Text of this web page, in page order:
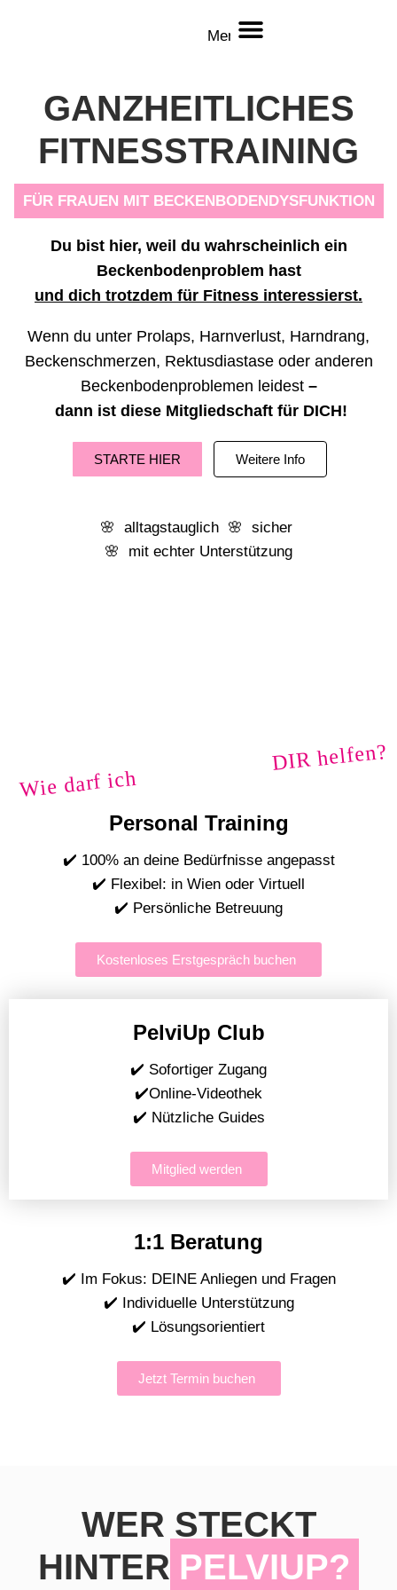
Menü
GANZHEITLICHES
FITNESSTRAINING
FÜR FRAUEN MIT BECKENBODENDYSFUNKTION
Du bist hier, weil du wahrscheinlich ein
Beckenbodenproblem hast
und dich trotzdem für Fitness interessierst.
Wenn du unter Prolaps, Harnverlust, Harndrang,
Beckenschmerzen, Rektusdiastase oder anderen
Beckenbodenproblemen leidest –
dann ist diese Mitgliedschaft für DICH!
STARTE HIER Weitere Info
🌸 alltagstauglich 🌸 sicher
🌸 mit echter Unterstützung
Wie darf ich DIR helfen?
Personal Training
✔️ 100% an deine Bedürfnisse angepasst
✔️ Flexibel: in Wien oder Virtuell
✔️ Persönliche Betreuung
Kostenloses Erstgespräch buchen
PelviUp Club
✔️ Sofortiger Zugang
✔️Online-Videothek
✔️ Nützliche Guides
Mitglied werden
1:1 Beratung
✔️ Im Fokus: DEINE Anliegen und Fragen
✔️ Individuelle Unterstützung
✔️ Lösungsorientiert
Jetzt Termin buchen
WER STECKT
HINTER PELVIUP?